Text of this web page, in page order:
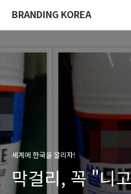
BRANDING KOREA
세계에 한국을 알리자!
막걸리, 꼭 "니